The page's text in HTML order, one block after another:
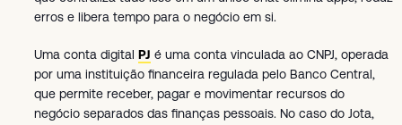
erros e libera tempo para o negócio em si.
Uma conta digital PJ é uma conta vinculada ao CNPJ, operada
por uma instituição financeira regulada pelo Banco Central,
que permite receber, pagar e movimentar recursos do
negócio separados das finanças pessoais. No caso do Jota,